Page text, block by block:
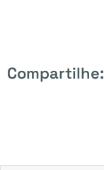
Compartilhe: